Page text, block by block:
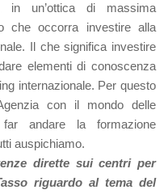
in un’ottica di massima
che occorra investire alla
Il che significa investire
elementi di conoscenza
internazionale. Per questo
con il mondo delle
andare la formazione
auspichiamo.
dirette sui centri per
riguardo al tema del